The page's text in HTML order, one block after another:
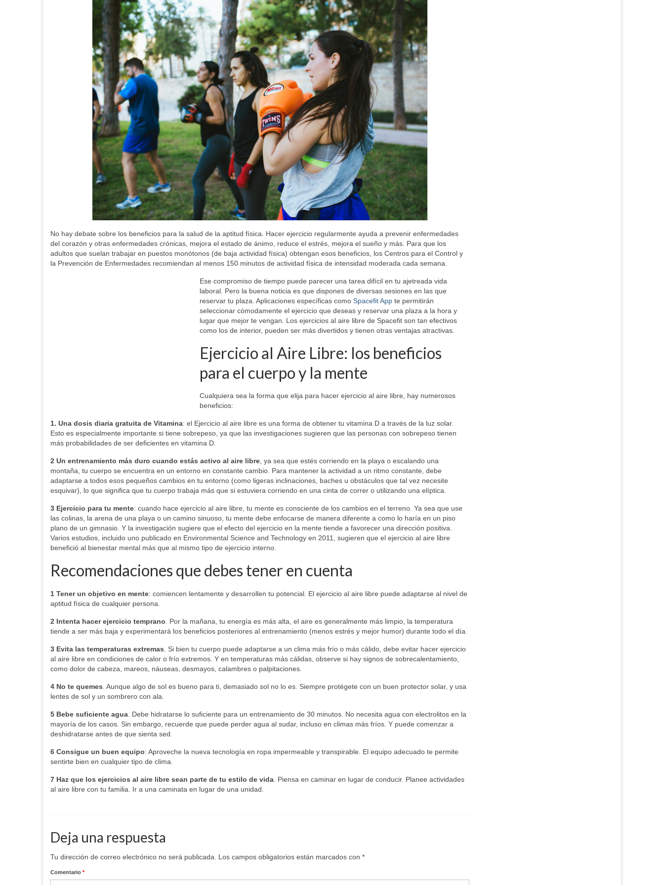
No hay debate sobre los beneficios para la salud de la aptitud física. Hacer ejercicio regularmente ayuda a prevenir enfermedades
del corazón y otras enfermedades crónicas, mejora el estado de ánimo, reduce el estrés, mejora el sueño y más. Para que los
adultos que suelan trabajar en puestos monótonos (de baja actividad física) obtengan esos beneficios, los Centros para el Control y
la Prevención de Enfermedades recomiendan al menos 150 minutos de actividad física de intensidad moderada cada semana.
Ese compromiso de tiempo puede parecer una tarea difícil en tu ajetreada vida
laboral. Pero la buena noticia es que dispones de diversas sesiones en las que
reservar tu plaza. Aplicaciones específicas como Spacefit App te permitirán
seleccionar cómodamente el ejercicio que deseas y reservar una plaza a la hora y
lugar que mejor te vengan. Los ejercicios al aire libre de Spacefit son tan efectivos
como los de interior, pueden ser más divertidos y tienen otras ventajas atractivas.
Ejercicio al Aire Libre: los beneficios
para el cuerpo y la mente
Cualquiera sea la forma que elija para hacer ejercicio al aire libre, hay numerosos
beneficios:
1. Una dosis diaria gratuita de Vitamina: el Ejercicio al aire libre es una forma de obtener tu vitamina D a través de la luz solar.
Esto es especialmente importante si tiene sobrepeso, ya que las investigaciones sugieren que las personas con sobrepeso tienen
más probabilidades de ser deficientes en vitamina D.
2 Un entrenamiento más duro cuando estás activo al aire libre, ya sea que estés corriendo en la playa o escalando una
montaña, tu cuerpo se encuentra en un entorno en constante cambio. Para mantener la actividad a un ritmo constante, debe
adaptarse a todos esos pequeños cambios en tu entorno (como ligeras inclinaciones, baches u obstáculos que tal vez necesite
esquivar), lo que significa que tu cuerpo trabaja más que si estuviera corriendo en una cinta de correr o utilizando una elíptica.
3 Ejercicio para tu mente: cuando hace ejercicio al aire libre, tu mente es consciente de los cambios en el terreno. Ya sea que use
las colinas, la arena de una playa o un camino sinuoso, tu mente debe enfocarse de manera diferente a como lo haría en un piso
plano de un gimnasio. Y la investigación sugiere que el efecto del ejercicio en la mente tiende a favorecer una dirección positiva.
Varios estudios, incluido uno publicado en Environmental Science and Technology en 2011, sugieren que el ejercicio al aire libre
benefició al bienestar mental más que al mismo tipo de ejercicio interno.
Recomendaciones que debes tener en cuenta
1 Tener un objetivo en mente: comiencen lentamente y desarrollen tu potencial. El ejercicio al aire libre puede adaptarse al nivel de
aptitud física de cualquier persona.
2 Intenta hacer ejercicio temprano. Por la mañana, tu energía es más alta, el aire es generalmente más limpio, la temperatura
tiende a ser más baja y experimentará los beneficios posteriores al entrenamiento (menos estrés y mejor humor) durante todo el día.
3 Evita las temperaturas extremas. Si bien tu cuerpo puede adaptarse a un clima más frío o más cálido, debe evitar hacer ejercicio
al aire libre en condiciones de calor o frío extremos. Y en temperaturas más cálidas, observe si hay signos de sobrecalentamiento,
como dolor de cabeza, mareos, náuseas, desmayos, calambres o palpitaciones.
4 No te quemes. Aunque algo de sol es bueno para ti, demasiado sol no lo es. Siempre protégete con un buen protector solar, y usa
lentes de sol y un sombrero con ala.
5 Bebe suficiente agua. Debe hidratarse lo suficiente para un entrenamiento de 30 minutos. No necesita agua con electrolitos en la
mayoría de los casos. Sin embargo, recuerde que puede perder agua al sudar, incluso en climas más fríos. Y puede comenzar a
deshidratarse antes de que sienta sed.
6 Consigue un buen equipo: Aproveche la nueva tecnología en ropa impermeable y transpirable. El equipo adecuado te permite
sentirte bien en cualquier tipo de clima.
7 Haz que los ejercicios al aire libre sean parte de tu estilo de vida. Piensa en caminar en lugar de conducir. Planee actividades
al aire libre con tu familia. Ir a una caminata en lugar de una unidad.
Deja una respuesta
Tu dirección de correo electrónico no será publicada. Los campos obligatorios están marcados con *
Comentario *